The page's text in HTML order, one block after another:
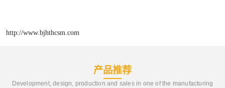
http://www.bjhthcsm.com
产品推荐
Development, design, production and sales in one of the manufacturing